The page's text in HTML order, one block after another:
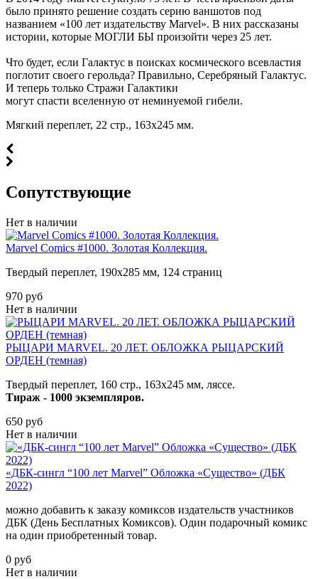
было принято решение создать серию ваншотов под
названием «100 лет издательству Marvel». В них рассказаны
истории, которые МОГЛИ БЫ произойти через 25 лет.
Что будет, если Галактус в поисках космического всевластия
поглотит своего герольда? Правильно, Серебряный Галактус.
И теперь только Стражи Галактики
могут спасти вселенную от неминуемой гибели.
Мягкий переплет, 22 стр., 163х245 мм.
Cопутствующие
Нет в наличии
Marvel Comics #1000. Золотая Коллекция.
Твердый переплет, 190х285 мм, 124 страниц
970 руб
Нет в наличии
РЫЦАРИ MARVEL. 20 ЛЕТ. ОБЛОЖКА РЫЦАРСКИЙ
ОРДЕН (темная)
Твердый переплет, 160 стр., 163х245 мм, ляссе.
Тираж - 1000 экземпляров.
650 руб
Нет в наличии
«ДБК-сингл “100 лет Marvel” Обложка «Существо» (ДБК
2022)
можно добавить к заказу комиксов издательств участников
ДБК (День Бесплатных Комиксов). Один подарочный комикс
на один приобретенный товар.
0 руб
Нет в наличии